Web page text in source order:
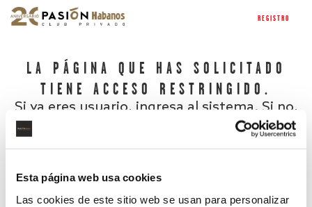
Esta página web usa cookies
Las cookies de este sitio web se usan para personalizar
REGISTRO
LA PÁGINA QUE HAS SOLICITADO
TIENE ACCESO RESTRINGIDO.
Si ya eres usuario, ingresa al sistema. Si no,